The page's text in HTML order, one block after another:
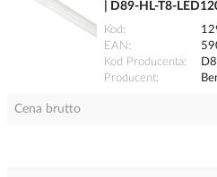
| D89-HL-T8-
Kod
EAN
Kod Producenta
Producent
Cena brutto